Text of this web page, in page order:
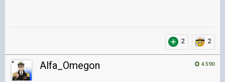
2 2
4 590
Alfa_Omegon